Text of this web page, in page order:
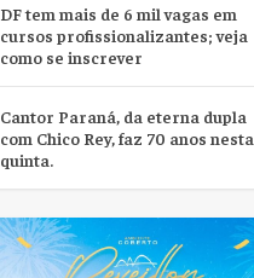
DF tem mais de 6 mil vagas em
cursos profissionalizantes; veja
como se inscrever
Cantor Paraná, da eterna dupla
com Chico Rey, faz 70 anos nesta
quinta.